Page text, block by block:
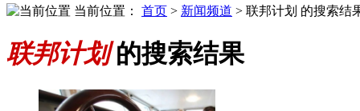
当前位置： 首页 > 新闻频道 > 联邦计划 的搜索结
联邦计划的搜索结果